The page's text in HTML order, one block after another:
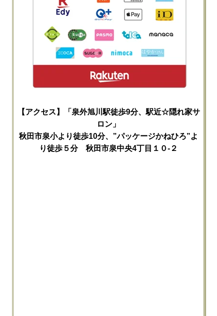
【アクセス】「泉外旭川駅徒歩9分、駅近☆隠れ家サ
ロン」
秋田市泉小より徒歩10分、”パッケージかねひろ”よ
り徒歩５分 秋田市泉中央4丁目１０-２